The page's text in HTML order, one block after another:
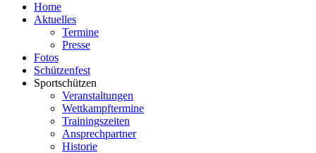
Home
Aktuelles
Termine
Presse
Fotos
Schützenfest
Sportschützen
Veranstaltungen
Wettkampftermine
Trainingszeiten
Ansprechpartner
Historie